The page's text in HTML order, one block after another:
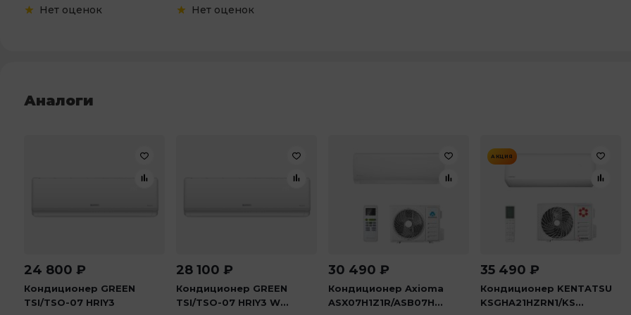
Нет оценок Нет оценок
Аналоги
24 800 ₽
Кондиционер GREEN
TSI/TSO-07 HRIY3
28 100 ₽
Кондиционер GREEN
TSI/TSO-07 HRIY3 W...
30 490 ₽
Кондиционер Axioma
ASX07H1Z1R/ASB07H...
АКЦИЯ
35 490 ₽
Кондиционер KENTATSU
KSGHA21HZRN1/KS...